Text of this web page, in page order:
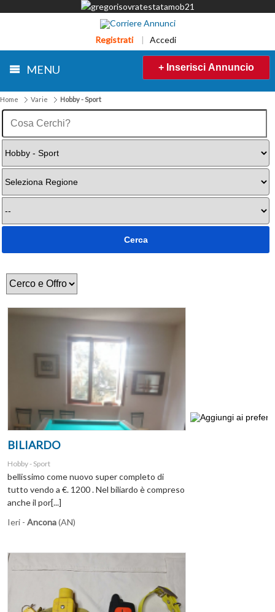
Registrati | Accedi
MENU + Inserisci Annuncio
Home Varie Hobby - Sport
BILIARDO
Hobby - Sport
bellissimo come nuovo super completo di
tutto vendo a €. 1200 . Nel biliardo è compreso
anche il por[...]
Ieri - Ancona(AN)